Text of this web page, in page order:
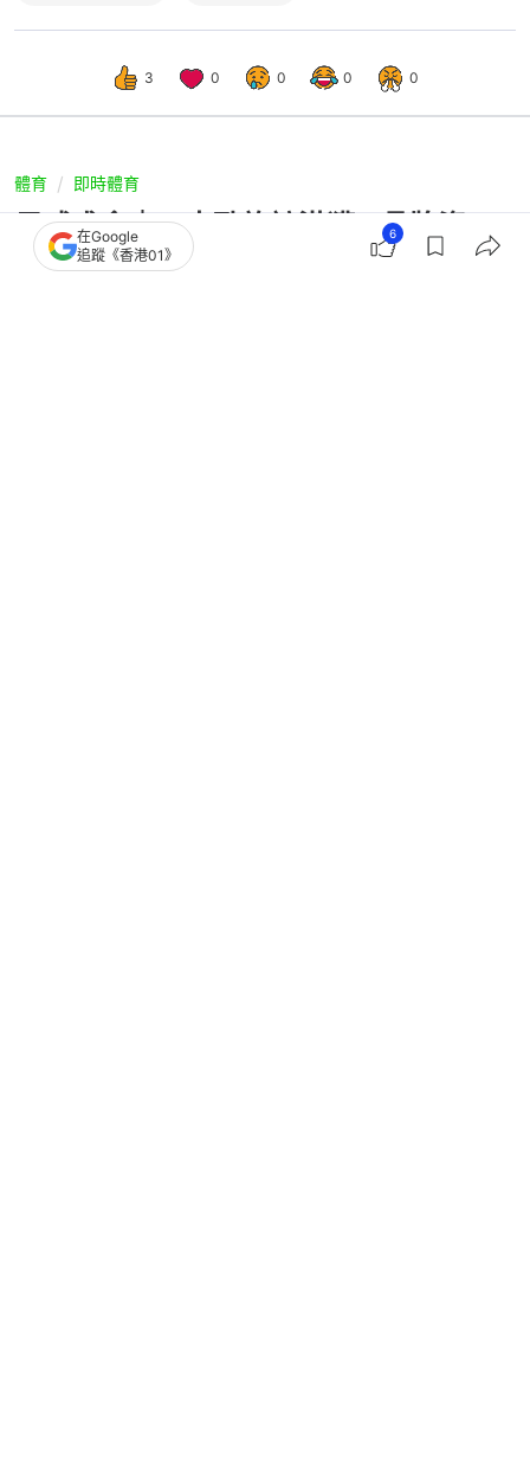
3 0 0 0 0
體育 即時體育
足球盛會｜四支勁旅訪港獲M品牌資
助 羅淑佩：對出場陣容有要求
在Google
追蹤《香港01》
6